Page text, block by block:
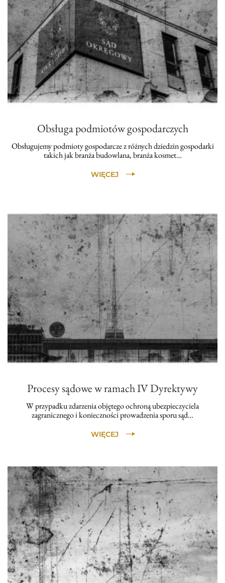
Obsługa podmiotów gospodarczych
Obsługujemy podmioty gospodarcze z różnych dziedzin gospodarki
takich jak branża budowlana, branża kosmet…
WIĘCEJ
Procesy sądowe w ramach IV Dyrektywy
W przypadku zdarzenia objętego ochroną ubezpieczyciela
zagranicznego i konieczności prowadzenia sporu sąd…
WIĘCEJ